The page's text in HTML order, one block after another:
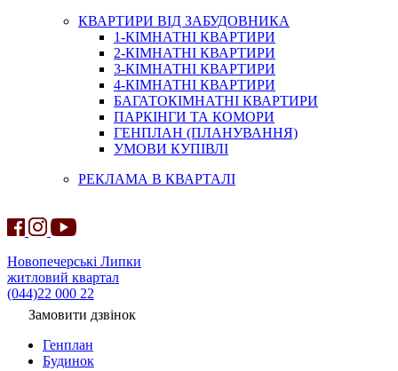
КВАРТИРИ ВІД ЗАБУДОВНИКА
1-КІМНАТНІ КВАРТИРИ
2-КІМНАТНІ КВАРТИРИ
3-КІМНАТНІ КВАРТИРИ
4-КІМНАТНІ КВАРТИРИ
БАГАТОКІМНАТНІ КВАРТИРИ
ПАРКІНГИ ТА КОМОРИ
ГЕНПЛАН (ПЛАНУВАННЯ)
УМОВИ КУПІВЛІ
РЕКЛАМА В КВАРТАЛІ
Новопечерські Липки
житловий квартал
(044)22 000 22
Замовити дзвінок
Генплан
Будинок